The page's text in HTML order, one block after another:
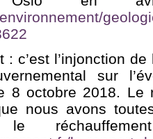
: c’est l’injonction
sur
8 octobre 2018. Le
nous avons
le